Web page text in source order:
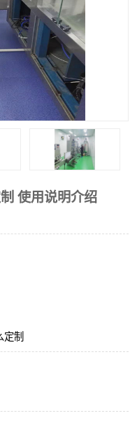
使用说明介绍
定制